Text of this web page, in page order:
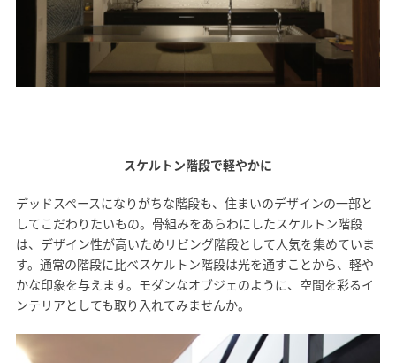
スケルトン階段で軽やかに
デッドスペースになりがちな階段も、住まいのデザインの一部と
してこだわりたいもの。骨組みをあらわにしたスケルトン階段
は、デザイン性が高いためリビング階段として人気を集めていま
す。通常の階段に比べスケルトン階段は光を通すことから、軽や
かな印象を与えます。モダンなオブジェのように、空間を彩るイ
ンテリアとしても取り入れてみませんか。